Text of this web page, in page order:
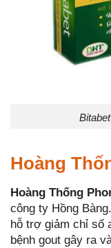
Hoàng
Hoàng Thống
công ty Hồng
hỗ trợ giảm chỉ số
bệnh gout gây ra